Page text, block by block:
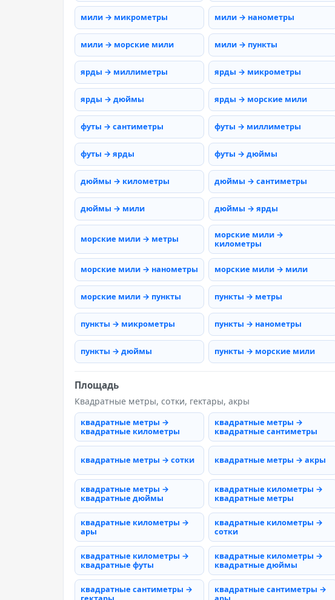
мили → микрометры мили → нанометры
мили → морские мили мили → пункты
ярды → миллиметры ярды → микрометры
ярды → дюймы ярды → морские мили
футы → сантиметры футы → миллиметры
футы → ярды футы → дюймы
дюймы → километры дюймы → сантиметры
дюймы → мили дюймы → ярды
морские мили → метры
морские мили →
километры
морские мили → нанометры морские мили → мили
морские мили → пункты пункты → метры
пункты → микрометры пункты → нанометры
пункты → дюймы пункты → морские мили
Площадь
Квадратные метры, сотки, гектары, акры
квадратные метры →
квадратные километры
квадратные метры →
квадратные сантиметры
квадратные метры → сотки квадратные метры → акры
квадратные метры →
квадратные дюймы
квадратные километры →
квадратные метры
квадратные километры →
ары
квадратные километры →
сотки
квадратные километры →
квадратные футы
квадратные километры →
квадратные дюймы
квадратные сантиметры →
квадратные сантиметры →